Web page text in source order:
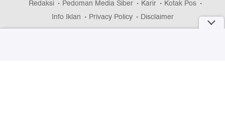
Redaksi Pedoman Media Siber Karir
Kotak Pos
Info Iklan
Privacy Policy Disclaimer